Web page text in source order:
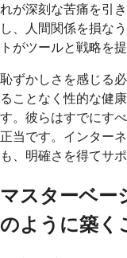
れが深刻な苦痛を引
し、人間関係を損な
トがツールと戦略を
恥ずかしさを感じる
ることなく性的な健
す。彼らはすでにす
正当です。インター
も、明確さを得てサ
マスターベー
のように築く